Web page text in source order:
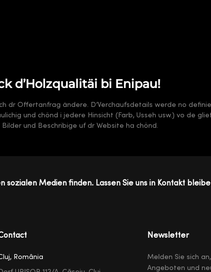
d’Holzqualitäi bi Enipau!
dr Offertanfrag ändere. D’Verchaufsdetails werde no
und chönd i jedere Hinsicht (Farb, Usseh usw.) vo de
und Beschribige uf dr Website ha chönd.
sozialen Medien finden. Lassen Sie uns in Kontakt
România
Newsletter
Melden Sie sich
Angeboten und